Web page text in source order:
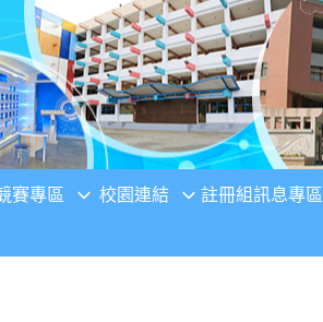
賽專區 校園連結 註冊組訊息專區